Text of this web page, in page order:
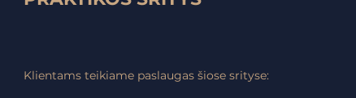
Klientams teikiame paslaugas šiose srityse: